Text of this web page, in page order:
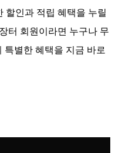
할인과 적립 혜택을 누릴
터 회원이라면 누구나 무
특별한 혜택을 지금 바로